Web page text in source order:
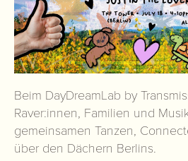
Beim DayDreamLab by
Raver:innen, Familien und
gemeinsamen Tanzen,
über den Dächern Berlins.